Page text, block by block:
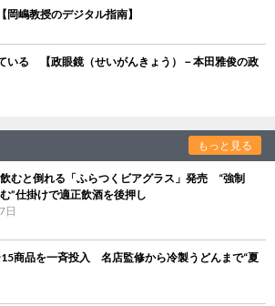
嶋教授のデジタル指南】
いる 【政眼鏡（せいがんきょう）－本田雅俊の政
もっと見る
むと倒れる「ふらつくビアグラス」発売 “強制
”仕掛けで適正飲酒を後押し
日
商品を一斉投入 名店監修から冷製うどんまで“夏